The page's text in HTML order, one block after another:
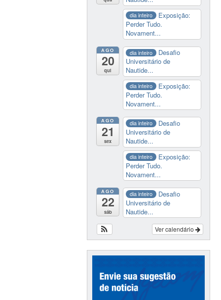
dia inteiro
Exposição:
Perder Tudo.
Novament...
AGO
20
qui
dia inteiro
Desafio
Universitário de
Nautide...
dia inteiro
Exposição:
Perder Tudo.
Novament...
AGO
21
sex
dia inteiro
Desafio
Universitário de
Nautide...
dia inteiro
Exposição:
Perder Tudo.
Novament...
AGO
22
sáb
dia inteiro
Desafio
Universitário de
Nautide...
Ver calendário